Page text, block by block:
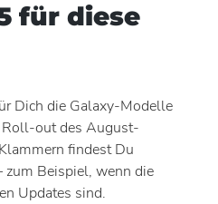
für diese
Dich die Galaxy-Modelle
Roll-out des August-
findest Du
zum Beispiel, wenn die
Updates sind.